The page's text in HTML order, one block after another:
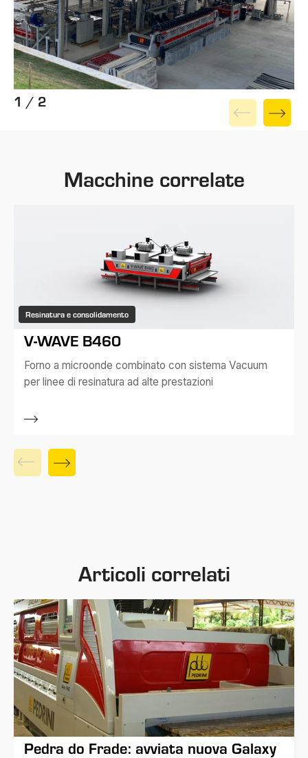
1 / 2
Macchine correlate
Resinatura e consolidamento
V-WAVE B460
Forno a microonde combinato con sistema Vacuum
per linee di resinatura ad alte prestazioni
Articoli correlati
Pedra do Frade: avviata nuova Galaxy